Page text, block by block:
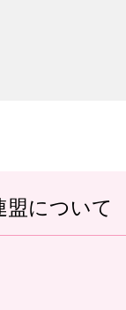
盟について